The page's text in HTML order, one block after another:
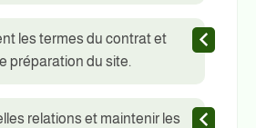
les termes du contrat et
préparation du site.
relations et maintenir les